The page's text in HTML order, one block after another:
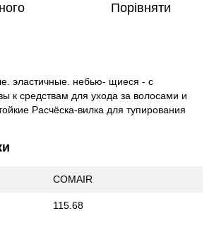
Порівняти
эластичные. небью- щиеся - с
к средствам для ухода за волосами и
Расчёска-вилка для тупирования
COMAIR
115.68